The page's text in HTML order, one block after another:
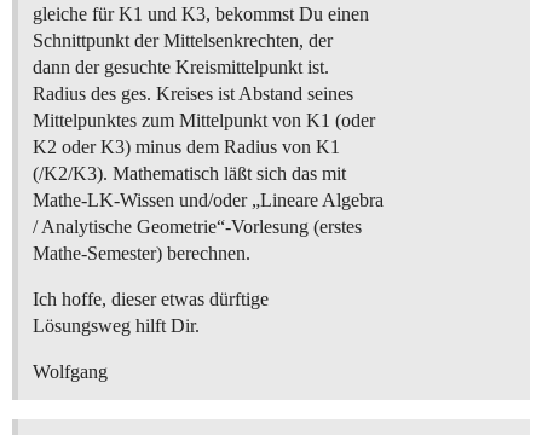
gleiche für K1 und K3, bekommst Du einen
Schnittpunkt der Mittelsenkrechten, der
dann der gesuchte Kreismittelpunkt ist.
Radius des ges. Kreises ist Abstand seines
Mittelpunktes zum Mittelpunkt von K1 (oder
K2 oder K3) minus dem Radius von K1
(/K2/K3). Mathematisch läßt sich das mit
Mathe-LK-Wissen und/oder „Lineare Algebra
/ Analytische Geometrie“-Vorlesung (erstes
Mathe-Semester) berechnen.
Ich hoffe, dieser etwas dürftige
Lösungsweg hilft Dir.
Wolfgang